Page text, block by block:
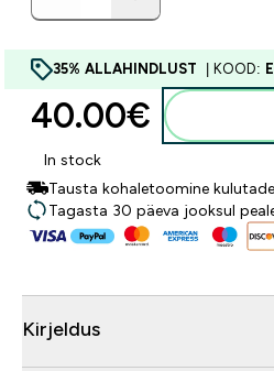
35% ALLAHINDLUST | KOOD:
40.00€‎
In stock
Tausta kohaletoomine
Tagasta 30 päeva jooksul
Kirjeldus